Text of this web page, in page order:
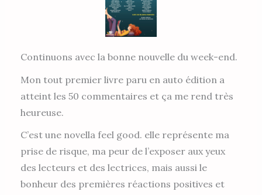
Continuons avec la bonne nouvelle du week-end.
Mon tout premier livre paru en auto édition a
atteint les 50 commentaires et ça me rend très
heureuse.
C’est une novella feel good. elle représente ma
prise de risque, ma peur de l’exposer aux yeux
des lecteurs et des lectrices, mais aussi le
bonheur des premières réactions positives et